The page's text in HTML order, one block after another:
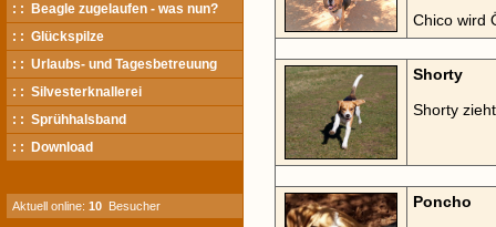
: : Beagle zugelaufen - was nun?
: : Glückspilze
: : Urlaubs- und Tagesbetreuung
: : Silvesterknallerei
: : Sprühhalsband
: : Download
Aktuell online: 10 Besucher
Chico wird
Shorty
Shorty
Poncho